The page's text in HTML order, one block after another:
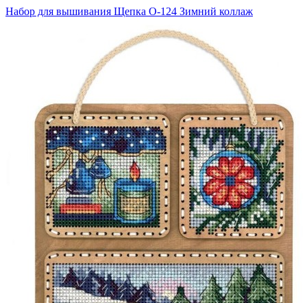
Набор для вышивания Щепка О-124 Зимний коллаж